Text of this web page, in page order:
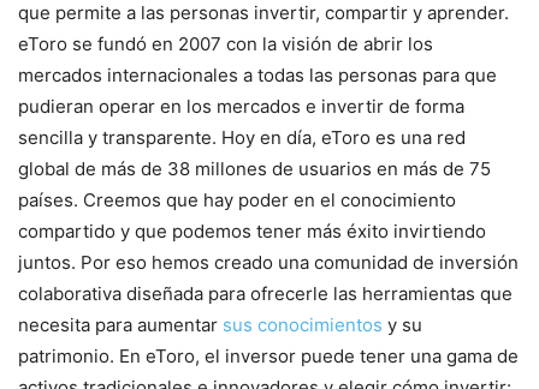
que permite a las personas invertir, compartir y aprender.
eToro se fundó en 2007 con la visión de abrir los
mercados internacionales a todas las personas para que
pudieran operar en los mercados e invertir de forma
sencilla y transparente. Hoy en día, eToro es una red
global de más de 38 millones de usuarios en más de 75
países. Creemos que hay poder en el conocimiento
compartido y que podemos tener más éxito invirtiendo
juntos. Por eso hemos creado una comunidad de inversión
colaborativa diseñada para ofrecerle las herramientas que
necesita para aumentar sus conocimientos y su
patrimonio. En eToro, el inversor puede tener una gama de